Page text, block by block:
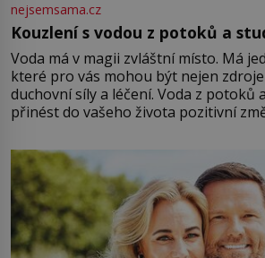
nejsemsama.cz
Kouzlení s vodou z potoků a
Voda má v magii zvláštní místo. Má
které pro vás mohou být nejen
duchovní síly a léčení. Voda z potoků
přinést do vašeho života pozitivní
můžete obohatit své rituály a přinést
větší harmonii a klid. Je důležité